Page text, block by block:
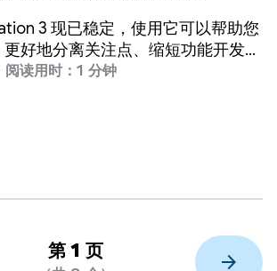
Navigation 库
3 现已稳定，使用它可以帮助您
好地分离关注点、缩短功能开发时
备类型。
阅读用时：1 分钟
第 1 页 arrow_forward